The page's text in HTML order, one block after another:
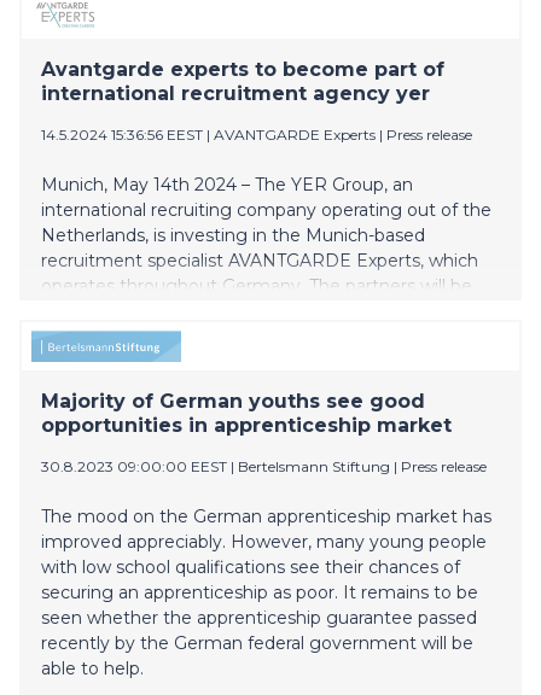
Avantgarde experts to become part of
international recruitment agency yer
14.5.2024 15:36:56 EEST | AVANTGARDE Experts | Press release
Munich, May 14th 2024 – The YER Group, an
international recruiting company operating out of the
Netherlands, is investing in the Munich-based
recruitment specialist AVANTGARDE Experts, which
operates throughout Germany. The partners will be
on the German market for filling personnel vacancies
in sustainable industries such as tech, mobility and
shares formerly owned by the parent company
AVANTGARDE and private equity company EMH
Partners.
Majority of German youths see good
opportunities in apprenticeship market
30.8.2023 09:00:00 EEST | Bertelsmann Stiftung | Press release
The mood on the German apprenticeship market has
improved appreciably. However, many young people
with low school qualifications see their chances of
securing an apprenticeship as poor. It remains to be
seen whether the apprenticeship guarantee passed
recently by the German federal government will be
able to help.